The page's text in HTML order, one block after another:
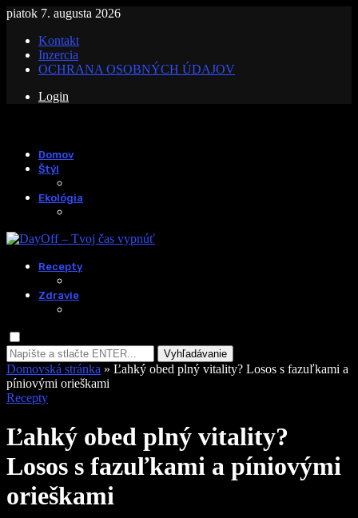
piatok 7. augusta 2026
Kontakt
Inzercia
OCHRANA OSOBNÝCH ÚDAJOV
Login
Domov
Štýl
Ekológia
Recepty
Zdravie
Vyhľadávanie
Domovská stránka » Ľahký obed plný vitality? Losos s fazuľkami a
píniovými orieškami
Recepty
Ľahký obed plný vitality?
Losos s fazuľkami a píniovými
orieškami